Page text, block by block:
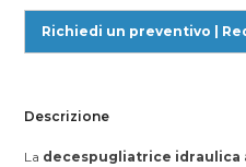
Richiedi un preventivo |
Descrizione
La decespugliatrice idraulica